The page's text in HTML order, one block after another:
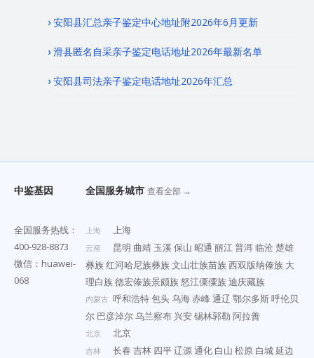
安阳县汇总亲子鉴定中心地址附2026年6月更新
滑县匿名自采亲子鉴定电话地址2026年最新名单
安阳县司法亲子鉴定电话地址2026年汇总
中鉴基因
全国服务热线：
400-928-8873
微信：huawei-
068
全国服务城市 查看全部 →
上海 上海
云南 昆明 曲靖 玉溪保山 昭通 丽江普洱临沧楚雄
彝族红河哈尼族彝族文山壮族苗族西双版纳傣族 大
理白族德宏傣族景颇族怒江傈僳族迪庆藏族
内蒙古 呼和浩特包头乌海赤峰通辽 鄂尔多斯呼伦贝
尔 巴彦淖尔乌兰察布 兴安锡林郭勒 阿拉善
北京 北京
吉林 长春 吉林 四平辽源通化 白山 松原 白城延边